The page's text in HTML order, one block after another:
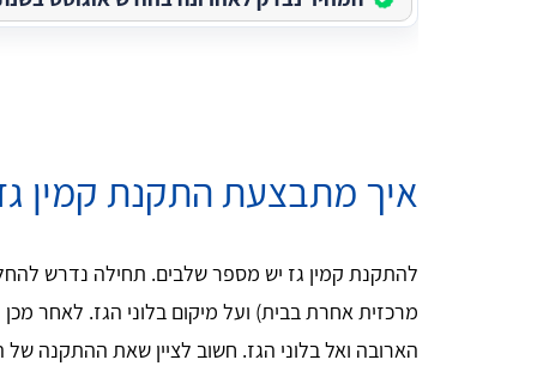
איך מתבצעת התקנת קמין
להתקנת קמין גז יש מספר שלבים. תחילה נדרש
מרכזית אחרת בבית) ועל מיקום בלוני הגז. לאחר
הארובה ואל בלוני הגז. חשוב לציין שאת ההתקנה